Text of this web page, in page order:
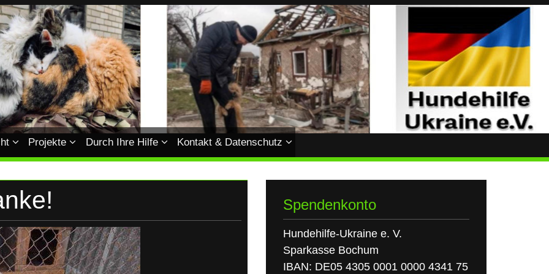
Projekte Durch Ihre Hilfe Kontakt & Datenschutz
Spendenkonto
Hundehilfe-Ukraine e. V.
Sparkasse Bochum
IBAN: DE05 4305 0001 0000 4341 75